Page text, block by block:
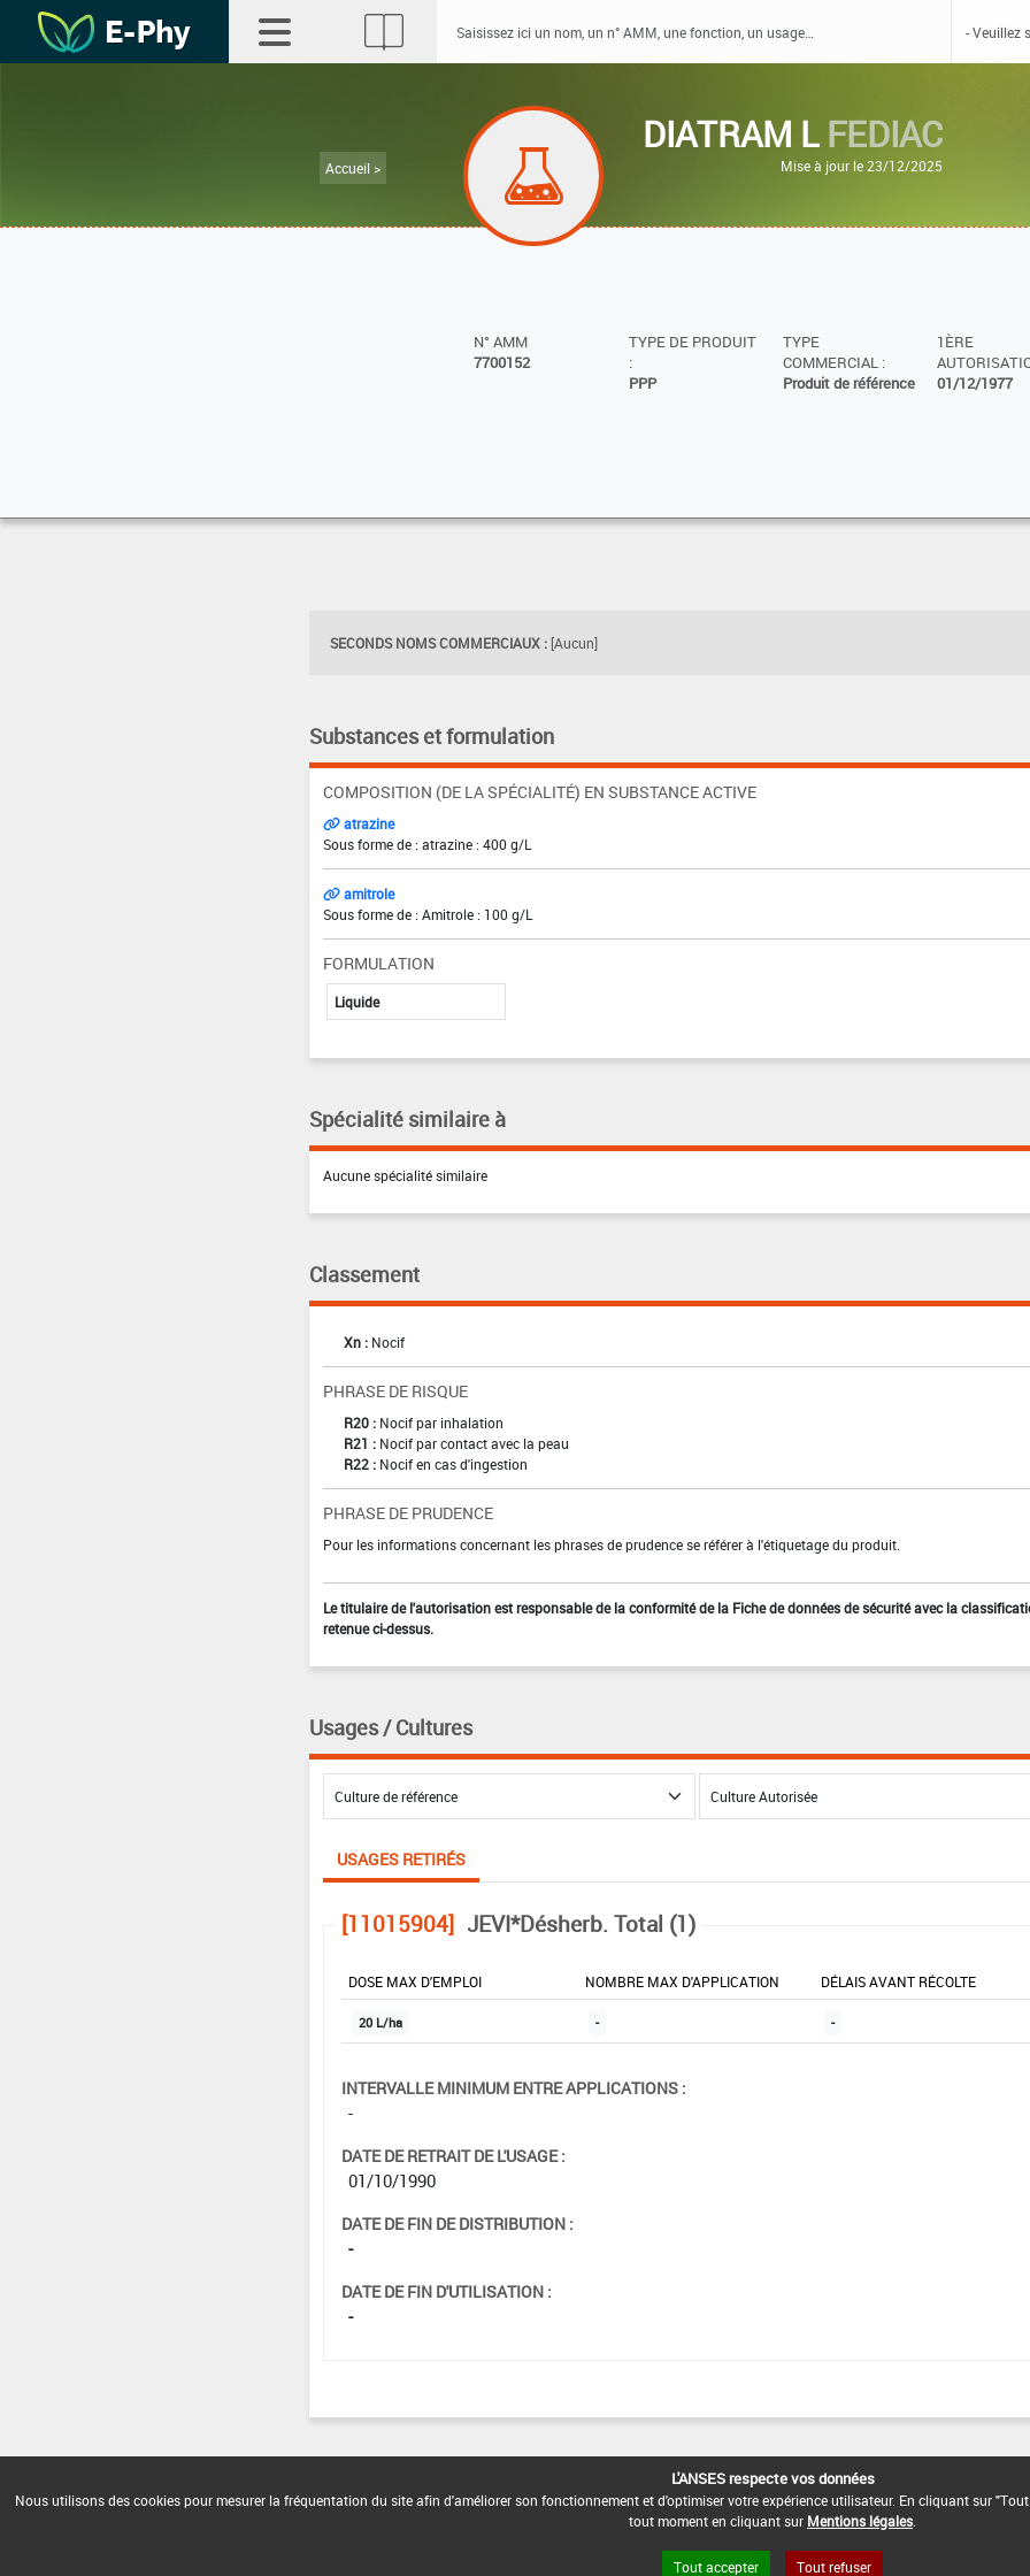
Accueil >
DIATRAM LFEDIAC
Mise à jour le 23/12/2025
N° AMM
7700152
TYPE DE PRODUIT
:
PPP
TYPE
COMMERCIAL :
Produit de référence
1ÈRE
01/12/1977
SECONDS NOMS COMMERCIAUX : [Aucun]
Substances et formulation
COMPOSITION (DE LA SPÉCIALITÉ) EN SUBSTANCE ACTIVE
atrazine
Sous forme de : atrazine : 400 g/L
amitrole
Sous forme de : Amitrole : 100 g/L
FORMULATION
Liquide
Spécialité similaire à
Aucune spécialité similaire
Classement
Xn : Nocif
PHRASE DE RISQUE
R20 : Nocif par inhalation
R21 : Nocif par contact avec la peau
R22 : Nocif en cas d'ingestion
PHRASE DE PRUDENCE
Pour les informations concernant les phrases de prudence se référer à l'étiquetage du produit.
Le titulaire de l'autorisation est responsable de la conformité de la Fiche de données de sécurité avec la
retenue ci-dessus.
Usages / Cultures
USAGES RETIRÉS
[11015904] JEVI*Désherb. Total (1)
DOSE MAX D'EMPLOI NOMBRE MAX D'APPLICATION DÉLAIS AVANT RÉCOLTE
20 L/ha - -
INTERVALLE MINIMUM ENTRE APPLICATIONS :
-
DATE DE RETRAIT DE L'USAGE :
01/10/1990
DATE DE FIN DE DISTRIBUTION :
-
DATE DE FIN D'UTILISATION :
-
L'ANSES respecte vos données
Nous utilisons des cookies pour mesurer la fréquentation du site afin d'améliorer son fonctionnement et d'optimiser votre expérience utilisateur. En cliquant sur
tout moment en cliquant sur Mentions légales
Tout accepter Tout refuser